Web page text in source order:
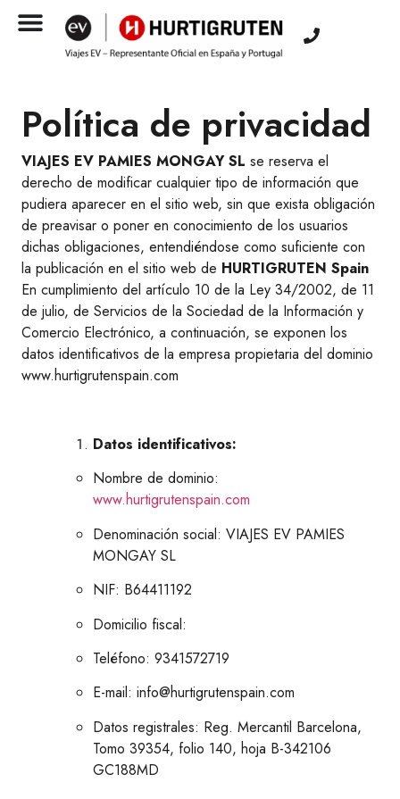
Política de privacidad
VIAJES EV PAMIES MONGAY SL se reserva el
derecho de modificar cualquier tipo de información que
pudiera aparecer en el sitio web, sin que exista obligación
de preavisar o poner en conocimiento de los usuarios
dichas obligaciones, entendiéndose como suficiente con
la publicación en el sitio web de HURTIGRUTEN Spain
En cumplimiento del artículo 10 de la Ley 34/2002, de 11
de julio, de Servicios de la Sociedad de la Información y
Comercio Electrónico, a continuación, se exponen los
datos identificativos de la empresa propietaria del dominio
www.hurtigrutenspain.com
Datos identificativos:
Nombre de dominio:
www.hurtigrutenspain.com
Denominación social: VIAJES EV PAMIES
MONGAY SL
NIF: B64411192
Domicilio fiscal:
Teléfono: 9341572719
E-mail: info@hurtigrutenspain.com
Datos registrales: Reg. Mercantil Barcelona,
Tomo 39354, folio 140, hoja B-342106
GC188MD